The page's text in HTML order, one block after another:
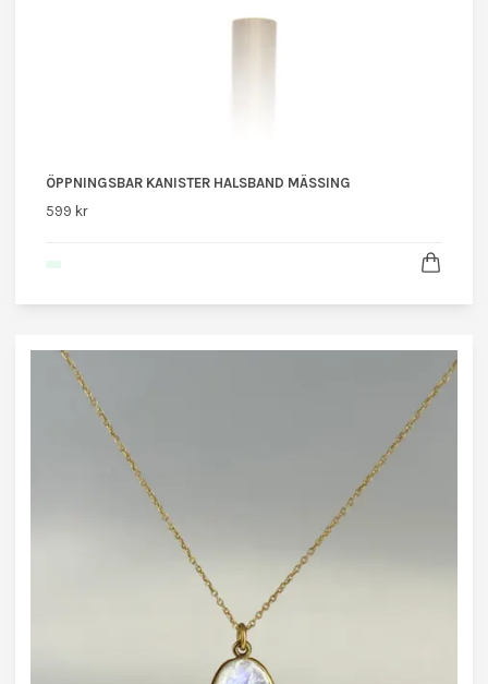
ÖPPNINGSBAR KANISTER HALSBAND MÄSSING
599 kr